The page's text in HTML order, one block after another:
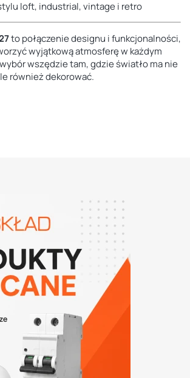
loft, industrial, vintage i retro
to połączenie designu i funkcjonalności,
wyjątkową atmosferę w każdym
wszędzie tam, gdzie światło ma nie
również dekorować.